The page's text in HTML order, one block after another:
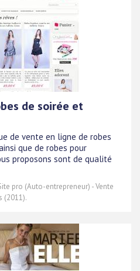
de soirée et
de vente en ligne de robes
que de robes pour
proposons sont de qualité
pro (Auto-entrepreneur) - Vente
(2011).